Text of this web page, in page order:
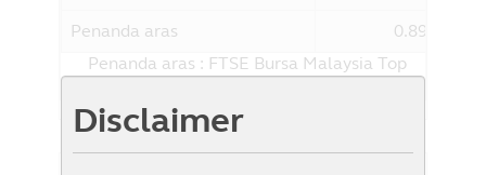
Disclaimer
Penanda aras
0.89%
Penanda aras : FTSE Bursa Malaysia Top